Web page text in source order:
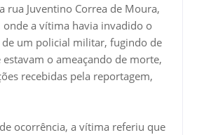
rua Juventino Correa de Moura,
onde a vítima havia invadido o
um policial militar, fugindo de
o ameaçando de morte,
recebidas pela reportagem,
ocorrência, a vítima referiu que